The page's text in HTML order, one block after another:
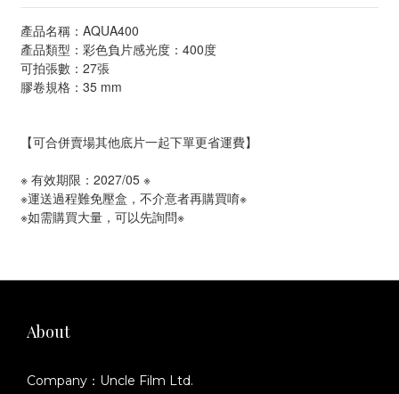
產品名稱：AQUA400
產品類型：彩色負片感光度 ：400度
可拍張數：27張
膠卷規格：35 mm
【可合併賣場其他底片一起下單更省運費】
※ 有效期限：2027/05 ※
※運送過程難免壓盒，不介意者再購買唷※
※如需購買大量，可以先詢問※
About
Company：Uncle Film Ltd.